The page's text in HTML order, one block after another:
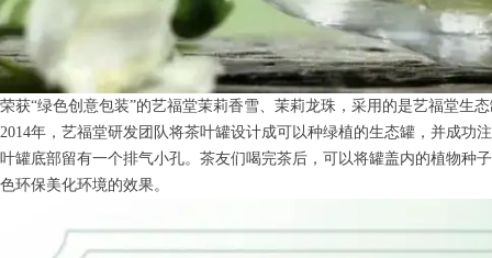
荣获“绿色创意包装”的艺福堂茉莉香雪、茉莉龙珠，采用的是艺福堂
2014年，艺福堂研发团队将茶叶罐设计成可以种绿植的生态罐，并成功
叶罐底部留有一个排气小孔。茶友们喝完茶后，可以将罐盖内的植物种
色环保美化环境的效果。